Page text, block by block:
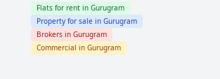
Flats for rent inGurugram
Property for sale inGurugram
Brokers inGurugram
Commercial inGurugram